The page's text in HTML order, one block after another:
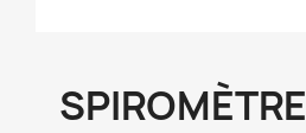
SPIROMÈTRE